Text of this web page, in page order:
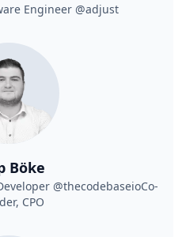
Engineer @adjust
Böke
@thecodebaseioCo-
CPO